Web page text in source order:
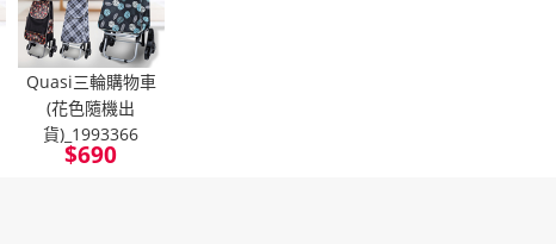
Quasi三輪購物車
(花色隨機出
貨)_1993366
$690